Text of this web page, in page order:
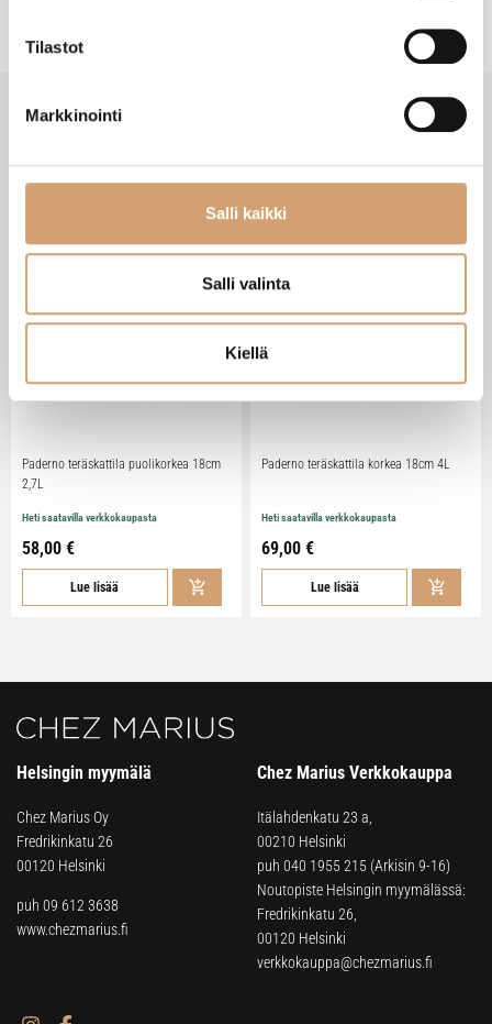
Tilastot
Markkinointi
Salli kaikki
Salli valinta
Kiellä
Paderno teräskattila puolikorkea 18cm
2,7L
Heti saatavilla verkkokaupasta
58,00 €
Lue lisää
Paderno teräskattila korkea 18cm 4L
Heti saatavilla verkkokaupasta
69,00 €
Lue lisää
Helsingin myymälä
Chez Marius Oy
Fredrikinkatu 26
00120 Helsinki
puh 09 612 3638
www.chezmarius.fi
Chez Marius Verkkokauppa
Itälahdenkatu 23 a,
00210 Helsinki
puh 040 1955 215 (Arkisin 9-16)
Noutopiste Helsingin myymälässä:
Fredrikinkatu 26,
00120 Helsinki
verkkokauppa@chezmarius.fi